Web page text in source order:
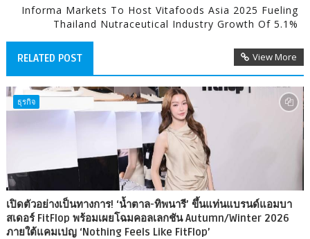
Informa Markets To Host Vitafoods Asia 2025 Fueling
Thailand Nutraceutical Industry Growth Of 5.1%
RELATED POST View More
ธุรกิจ
เปิดตัวอย่างเป็นทางการ! ‘น้ำตาล-ทิพนารี’ ขึ้นแท่นแบรนด์แอมบา
สเดอร์ FitFlop พร้อมเผยโฉมคอลเลกชัน Autumn/Winter 2026
ภายใต้แคมเปญ ‘Nothing Feels Like FitFlop’